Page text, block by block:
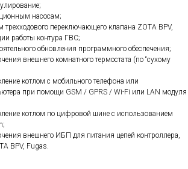
насосам;
трехходового переключающего клапана ZOTA BPV,
работы контура ГВС;
обновления программного обеспечения;
внешнего комнатного термостата (по “сухому
котлом с мобильного телефона или
при помощи GSM / GPRS / Wi-Fi или LAN модуля
котлом по цифровой шине с использованием
внешнего ИБП для питания цепей контроллера,
BPV, Fugas.